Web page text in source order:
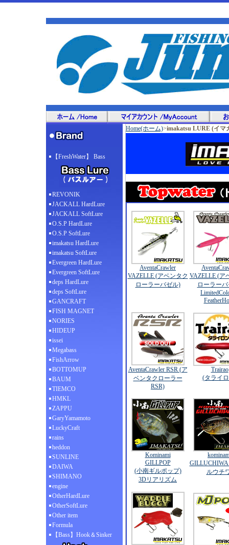
【FreshWater】 Bass
REVONIK
JACKALL HardLure
JACKALL SoftLure
O.S.P HardLure
O.S.P SoftLure
imakatsu HardLure
imakatsu SoftLure
Evergreen HardLure
Evergreen SoftLure
deps HardLure
deps SoftLure
GANCRAFT
FISH MAGNET
NORIES
HIDEUP
issei
Megabass
FishArrow
BOTTOMUP
BAUM
TIEMCO
HMKL
ZAPPU
GaryYamamoto
LuckyCraft
rains
heddon
SUNLINE
DAIWA
SHIMANO
engine
OtherHardLure
OtherSoftLure
Other item
Formula
【Bass】Hook＆Sinker
Home(ホーム)>imakatsu LURE (イマ
AventaCrawler
VAZELLE (アベンタク
ローラーバゼル)
VAZELLE (ア
ローラー
AventaCrawler RSR (ア
ベンタクローラー
RSR)
Trairao
(タライ
Kominami
GILLPOP
(小南ギルポップ)
3Dリアリズム
ルウチ